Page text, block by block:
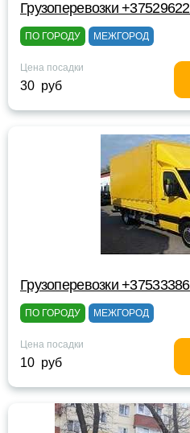
Грузоперевозки
ПО ГОРОДУ МЕЖГОРОД
Цена посадки
30 руб
Грузоперевозки
ПО ГОРОДУ МЕЖГОРОД
Цена посадки
10 руб